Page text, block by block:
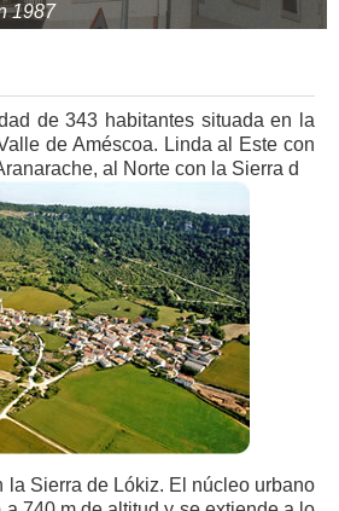
1987
de 343 habitantes situada en la
de Améscoa. Linda al Este con
al Norte con la Sierra d
la Sierra de Lókiz. El núcleo urbano